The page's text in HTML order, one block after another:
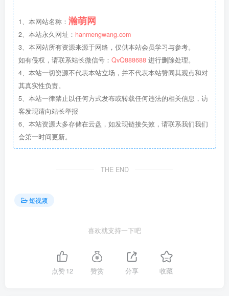
1、本网站名称： 瀚萌网
2、本站永久网址： hanmengwang.com
3、本网站所有资源来源于网络，仅供本站会员学习与参考。
如有侵权，请联系站长微信号： QvQ888688 进行删除处理。
4、本站一切资源不代表本站立场，并不代表本站赞同其观点和对
其真实性负责。
5、本站一律禁止以任何方式发布或转载任何违法的相关信息，访
客发现请向站长举报
6、本站资源大多存储在云盘，如发现链接失效，请联系我们我们
会第一时间更新。
THE END
短视频
喜欢就支持一下吧
点赞12 赞赏 分享 收藏